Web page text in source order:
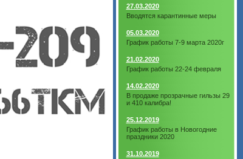
27.03.2020
Вводятся карантинные меры
05.03.2020
График работы 7-9 марта 2020г
21.02.2020
График работы 22-24 февраля
14.02.2020
В продаже прозрачные гильзы 29
и 410 калибра!
25.12.2019
График работы в Новогодние
праздники 2020
31.10.2019